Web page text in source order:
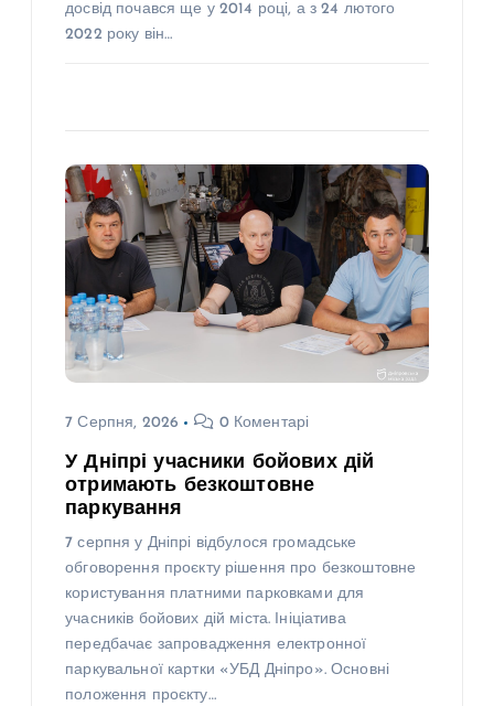
досвід почався ще у 2014 році, а з 24 лютого
2022 року він…
7 Серпня, 2026 0 Коментарі
У Дніпрі учасники бойових дій
отримають безкоштовне
паркування
7 серпня у Дніпрі відбулося громадське
обговорення проєкту рішення про безкоштовне
користування платними парковками для
учасників бойових дій міста. Ініціатива
передбачає запровадження електронної
паркувальної картки «УБД Дніпро». Основні
положення проєкту…